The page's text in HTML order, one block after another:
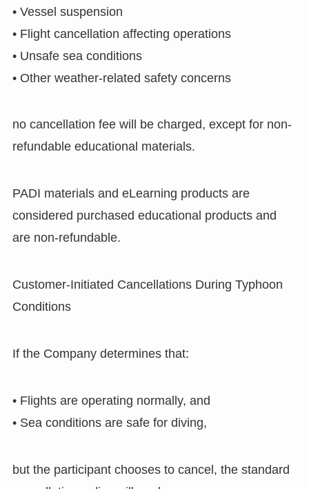
• Vessel suspension
• Flight cancellation affecting operations
• Unsafe sea conditions
• Other weather-related safety concerns
no cancellation fee will be charged, except for non-
refundable educational materials.
PADI materials and eLearning products are
considered purchased educational products and
are non-refundable.
Customer-Initiated Cancellations During Typhoon
Conditions
If the Company determines that:
• Flights are operating normally, and
• Sea conditions are safe for diving,
but the participant chooses to cancel, the standard